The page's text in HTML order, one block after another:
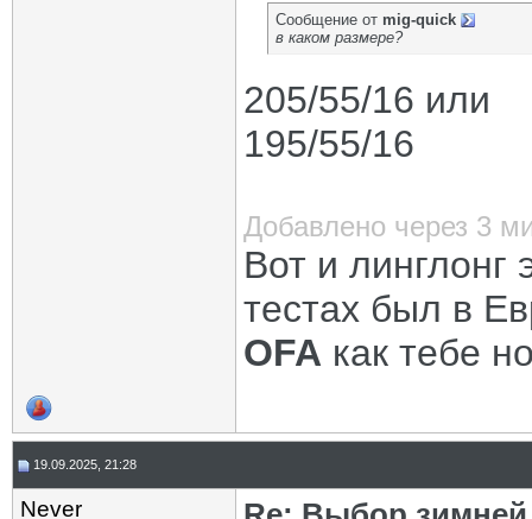
Сообщение от mig-quick
в каком размере?
205/55/16 или
195/55/16
Добавлено через 3
Вот и линглонг
тестах был в
OFA как тебе
19.09.2025, 21:28
Never